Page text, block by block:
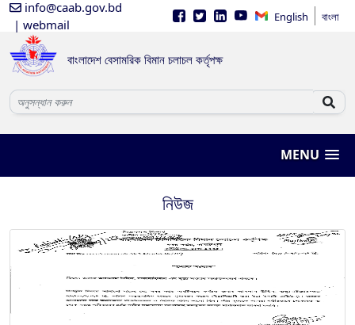
info@caab.gov.bd
| webmail
English বাংলা
বাংলাদেশ বেসামরিক বিমান চলাচল কর্তৃপক্ষ
MENU
নিউজ